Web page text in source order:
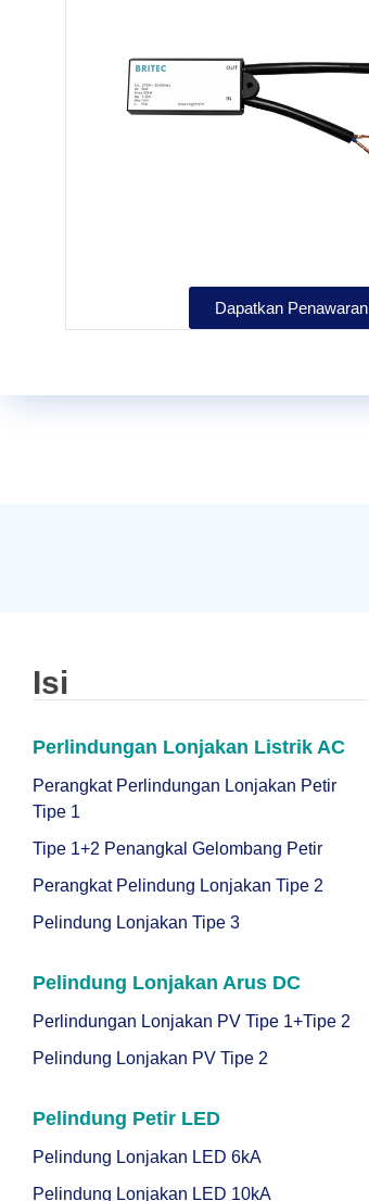
Dapatkan Penawaran
Isi
Perlindungan Lonjakan Listrik AC
Perangkat Perlindungan Lonjakan Petir
Tipe 1
Tipe 1+2 Penangkal Gelombang Petir
Perangkat Pelindung Lonjakan Tipe 2
Pelindung Lonjakan Tipe 3
Pelindung Lonjakan Arus DC
Perlindungan Lonjakan PV Tipe 1+Tipe 2
Pelindung Lonjakan PV Tipe 2
Pelindung Petir LED
Pelindung Lonjakan LED 6kA
Pelindung Lonjakan LED 10kA